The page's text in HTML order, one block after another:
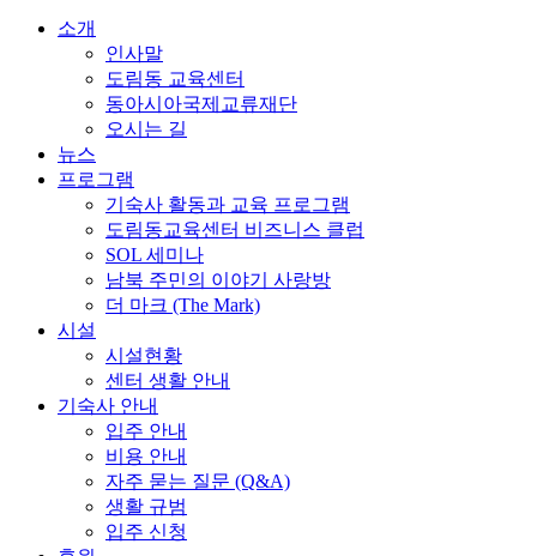
Close
소개
인사말
도림동 교육센터
동아시아국제교류재단
오시는 길
뉴스
프로그램
기숙사 활동과 교육 프로그램
도림동교육센터 비즈니스 클럽
SOL 세미나
남북 주민의 이야기 사랑방
더 마크 (The Mark)
시설
시설현황
센터 생활 안내
기숙사 안내
입주 안내
비용 안내
자주 묻는 질문 (Q&A)
생활 규범
입주 신청